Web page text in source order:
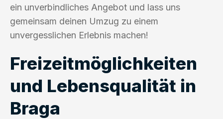
ein unverbindliches Angebot und lass uns
gemeinsam deinen Umzug zu einem
unvergesslichen Erlebnis machen!
Freizeitmöglichkeiten
und Lebensqualität in
Braga